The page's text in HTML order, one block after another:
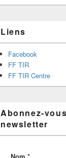
Liens
Facebook
FF TIR
FF TIR Centre
Abonnez-
newsletter